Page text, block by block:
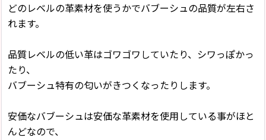
どのレベルの革素材を使うかでバブーシュの品質が左右さ
れます。
品質レベルの低い革はゴワゴワしていたり、シワっぽかっ
たり、
バブーシュ特有の匂いがきつくなったりします。
安価なバブーシュは安価な革素材を使用している事がほと
んどなので、